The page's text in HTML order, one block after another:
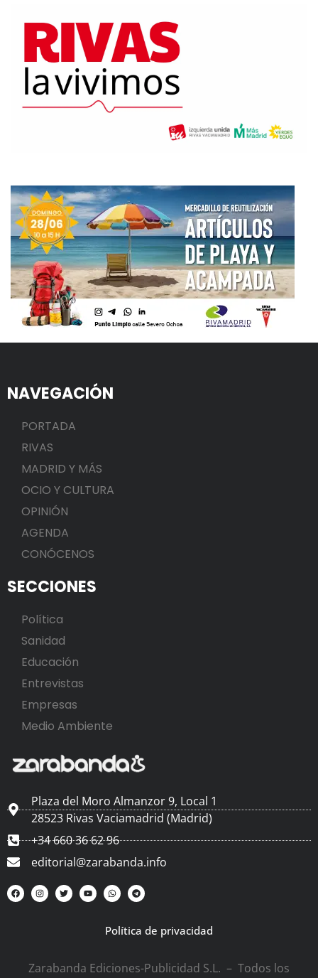
NAVEGACIÓN
PORTADA
RIVAS
MADRID Y MÁS
OCIO Y CULTURA
OPINIÓN
AGENDA
CONÓCENOS
SECCIONES
Política
Sanidad
Educación
Entrevistas
Empresas
Medio Ambiente
Plaza del Moro Almanzor 9, Local 1
28523 Rivas Vaciamadrid (Madrid)
+34 660 36 62 96
editorial@zarabanda.info
Política de privacidad
Zarabanda Ediciones-Publicidad S.L. – Todos los